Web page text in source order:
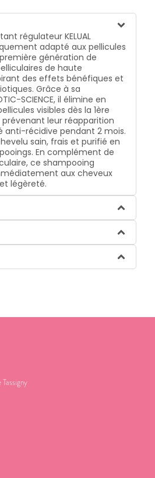
régulateur KELUAL
adapté aux pellicules
génération de
de haute
des effets bénéfiques et
Grâce à sa
SCIENCE, il élimine en
visibles dès la 1ère
leur réapparition
récidive pendant 2 mois.
sain, frais et purifié en
En complément de
ce shampooing
aux cheveux
légèreté.